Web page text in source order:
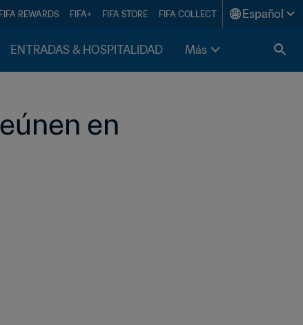
FIFA REWARDS FIFA+ FIFA STORE FIFA COLLECT Español
ENTRADAS & HOSPITALIDAD Más
en